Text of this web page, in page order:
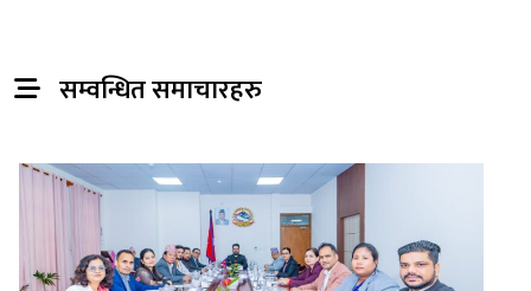
सम्वन्धित समाचारहरु